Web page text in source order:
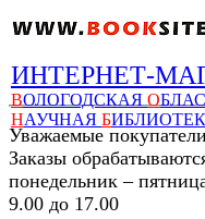
ИНТЕРНЕТ-
ВОЛОГОДСКАЯ О
НАУЧНАЯ Б
Уважаемые
Заказы
понедельник –
9.00 до 17.00